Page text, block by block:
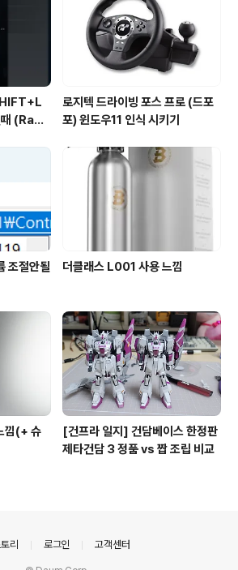
(Rade
로지텍 드라이빙 포스 프로 (드포
포) 윈도우11 인식 시키기
조절안될
더클래스 L001 사용 느낌
낌(+ 슈
[건프라 일지] 건담베이스 한정판
제타건담 3 정품 vs 짭 조립 비교
리 로그인 고객센터